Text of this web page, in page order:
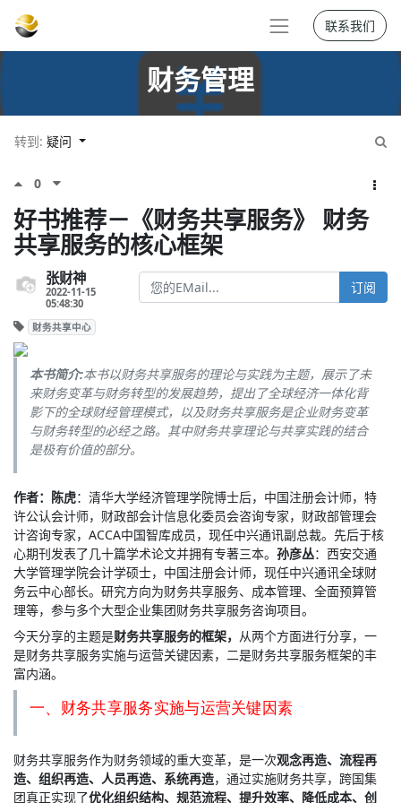
联系我们
财务管理
转到: 疑问
0
好书推荐－《财务共享服务》 财务
共享服务的核心框架
张财神
2022-11-15
05:48:30
订阅
财务共享中心
本书简介:本书以财务共享服务的理论与实践为主题，展示了未
来财务变革与财务转型的发展趋势，提出了全球经济一体化背
影下的全球财经管理模式，以及财务共享服务是企业财务变革
与财务转型的必经之路。其中财务共享理论与共享实践的结合
是极有价值的部分。
作者：陈虎：清华大学经济管理学院博士后，中国注册会计师，特
许公认会计师，财政部会计信息化委员会咨询专家，财政部管理会
计咨询专家，ACCA中国智库成员，现任中兴通讯副总裁。先后于核
心期刊发表了几十篇学术论文并拥有专著三本。 孙彦丛：西安交通
大学管理学院会计学硕士，中国注册会计师，现任中兴通讯全球财
务云中心部长。研究方向为财务共享服务、成本管理、全面预算管
理等，参与多个大型企业集团财务共享服务咨询项目。
今天分享的主题是财务共享服务的框架， 从两个方面进行分享，一
是财务共享服务实施与运营关键因素，二是财务共享服务框架的丰
富内涵。
财务共享服务作为财务领域的重大变革，是一次观念再造、流程再
造、组织再造、人员再造、系统再造，通过实施财务共享，跨国集
团真正实现了优化组织结构、规范流程、提升效率、降低成本、创